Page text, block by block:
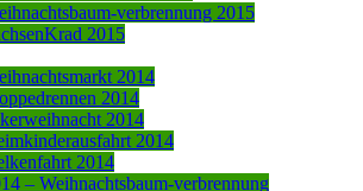
verbrennung 2015
2015
2014
2014
2014
2014
2014
– Weihnachtsbaum-verbrennung